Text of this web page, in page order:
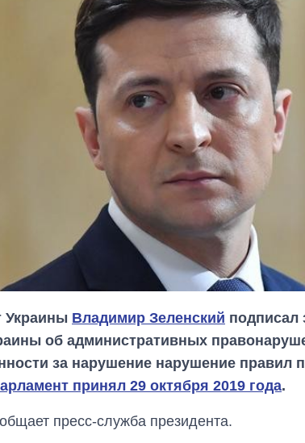
Украины Владимир Зеленский подписал
об административных
за нарушение нарушение правил
принял 29 октября 2019 года.
пресс-служба президента.